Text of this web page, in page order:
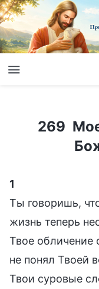
269 Мое сердце
269
1
Ты говоришь,
жизнь теперь
Твое обличение
не понял Твоей
Твои суровые